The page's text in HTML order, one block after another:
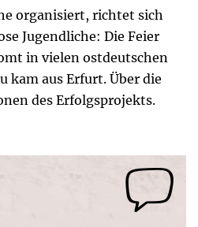
organisiert, richtet sich
Jugendliche: Die Feier
in vielen ostdeutschen
kam aus Erfurt. Über die
des Erfolgsprojekts.